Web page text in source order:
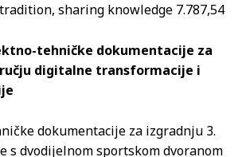
sharing knowledge 7.787,54
tehničke dokumentacije za
digitalne transformacije i
dokumentacije za izgradnju 3.
s dvodijelnom sportskom dvoranom